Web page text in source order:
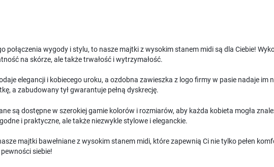
połączenia wygody i stylu, to nasze majtki z wysokim stanem midi są dla Ciebie!
na skórze, ale także trwałość i wytrzymałość.
elegancji i kobiecego uroku, a ozdobna zawieszka z logo firmy w pasie nadaje
a zabudowany tył gwarantuje pełną dyskrecję.
są dostępne w szerokiej gamie kolorów i rozmiarów, aby każda kobieta mogła
i praktyczne, ale także niezwykle stylowe i eleganckie.
majtki bawełniane z wysokim stanem midi, które zapewnią Ci nie tylko pełen
siebie!